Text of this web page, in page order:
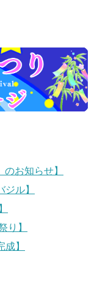
お知らせ】
ル】
り】
】